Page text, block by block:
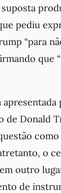
pediu
“para
que
de Donald
o
outro
de